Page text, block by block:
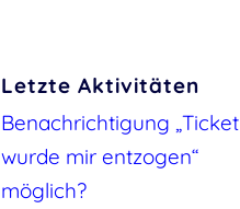
Letzte Aktivitäten
Benachrichtigung „Ticket
wurde mir entzogen“
möglich?